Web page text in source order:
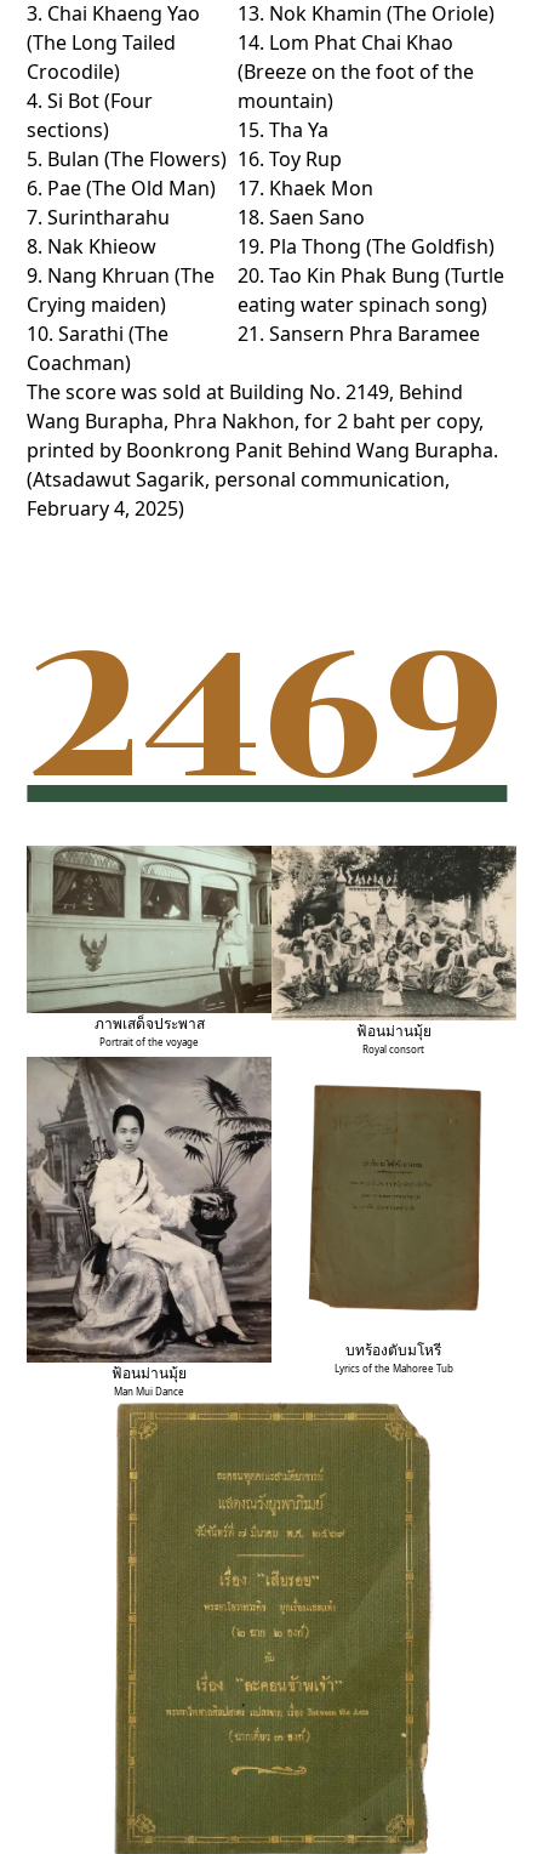
3. Chai Khaeng Yao
(The Long Tailed
Crocodile)
4. Si Bot (Four
sections)
5. Bulan (The Flowers)
6. Pae (The Old Man)
7. Surintharahu
8. Nak Khieow
9. Nang Khruan (The
Crying maiden)
10. Sarathi (The
Coachman)
13. Nok Khamin (The Oriole)
14. Lom Phat Chai Khao
(Breeze on the foot of the
mountain)
15. Tha Ya
16. Toy Rup
17. Khaek Mon
18. Saen Sano
19. Pla Thong (The Goldfish)
20. Tao Kin Phak Bung (Turtle
eating water spinach song)
21. Sansern Phra Baramee
The score was sold at Building No. 2149, Behind
Wang Burapha, Phra Nakhon, for 2 baht per copy,
printed by Boonkrong Panit Behind Wang Burapha.
(Atsadawut Sagarik, personal communication,
February 4, 2025)
2469
ภาพเสด็จประพาส
Portrait of the voyage
ฟ้อนม่านมุ้ย
Royal consort
ฟ้อนม่านมุ้ย
Man Mui Dance
บทร้องตับมโหรี
Lyrics of the Mahoree Tub